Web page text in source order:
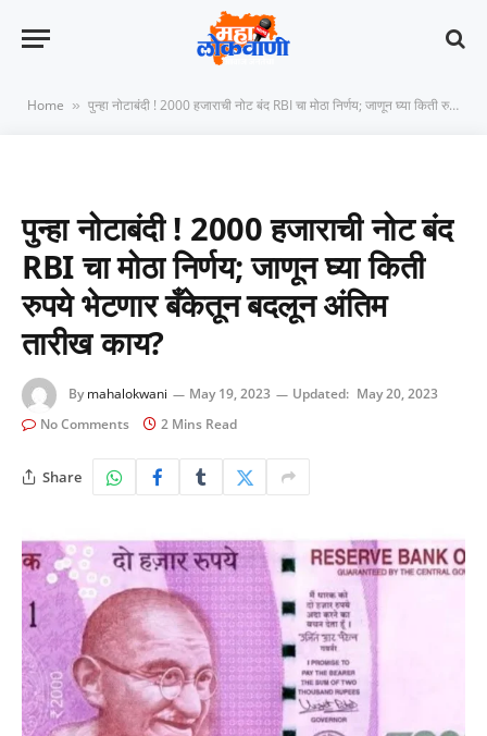
Home » पुन्हा नोटाबंदी ! 2000 हजाराची नोट बंद RBI चा मोठा निर्णय; जाणून घ्या किती रुपये भेटणार बँकेतून बदलून अंतिम तारीख काय?
पुन्हा नोटाबंदी ! 2000 हजाराची नोट बंद
RBI चा मोठा निर्णय; जाणून घ्या किती
रुपये भेटणार बँकेतून बदलून अंतिम
तारीख काय?
By mahalokwani May 19, 2023 Updated: May 20, 2023
No Comments
2 Mins Read
Share